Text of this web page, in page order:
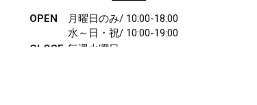
OPEN
月曜日のみ/ 10:00-18:00
水～日・祝/ 10:00-19:00
CLOSE 毎週火曜日